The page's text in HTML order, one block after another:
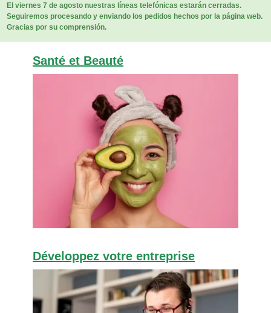
El viernes 7 de agosto nuestras líneas telefónicas estarán cerradas.
Seguiremos procesando y enviando los pedidos hechos por la página web.
Gracias por su comprensión.
Santé et Beauté
Développez votre entreprise